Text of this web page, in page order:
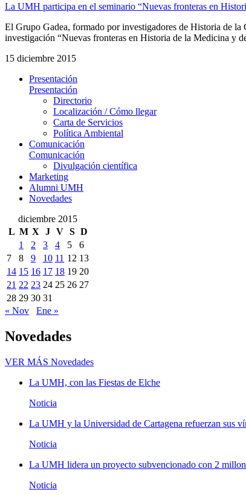
La UMH participa en el seminario “Nuevas fronteras en
El Grupo Gadea, formado por investigadores de Historia de
investigación “Nuevas fronteras en Historia de la Medicina y
15 diciembre 2015
Presentación
Presentación
Directorio
Localización / Cómo llegar
Carta de Servicios
Política Ambiental
Comunicación
Comunicación
Divulgación científica
Marketing
Alumni UMH
Novedades
diciembre 2015
L M X J V S D
1
2 3 4 5
6
7
8 9 10 11 12 13
14 15 16 17 18 19 20
21 22 23 24 25 26 27
28 29 30 31
« Nov
Ene »
Novedades
VER MÁS Novedades
La UMH, con las Fiestas de Elche
Noticia
La UMH y la Universidad de Cartagena refuerzan sus
Noticia
La UMH lidera un proyecto subvencionado con 2
Noticia